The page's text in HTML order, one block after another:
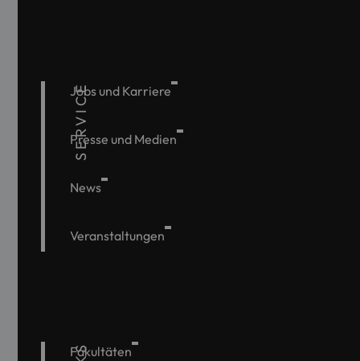
SERVICE
Jobs und Karriere
Presse und Medien
News
Veranstaltungen
Fakultäten